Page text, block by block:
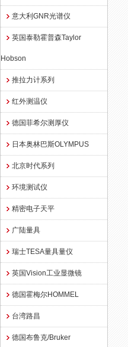
意大利GNR光谱仪
英国泰勒霍普森Taylor
Hobson
推拉力计系列
红外测温仪
德国菲希尔测厚仪
日本奥林巴斯OLYMPUS
北京时代系列
环境测试仪
精密电子天平
广陆量具
瑞士TESA量具量仪
英国Vision工业显微镜
德国霍梅尔HOMMEL
台湾路昌
德国布鲁克/Bruker